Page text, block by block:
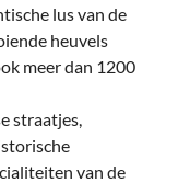
lus van de
heuvels
meer dan 1200
straatjes,
van de